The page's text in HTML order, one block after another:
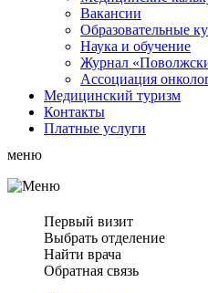
Вакансии
Образовательные
Наука и обучение
Журнал
Ассоциация
Медицинский туризм
Контакты
Платные услуги
меню
Первый визит
Выбрать отделение
Найти врача
Обратная связь